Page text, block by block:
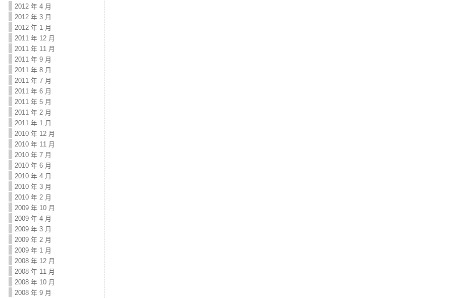
2012 年 4 月
2012 年 3 月
2012 年 1 月
2011 年 12 月
2011 年 11 月
2011 年 9 月
2011 年 8 月
2011 年 7 月
2011 年 6 月
2011 年 5 月
2011 年 2 月
2011 年 1 月
2010 年 12 月
2010 年 11 月
2010 年 7 月
2010 年 6 月
2010 年 4 月
2010 年 3 月
2010 年 2 月
2009 年 10 月
2009 年 4 月
2009 年 3 月
2009 年 2 月
2009 年 1 月
2008 年 12 月
2008 年 11 月
2008 年 10 月
2008 年 9 月